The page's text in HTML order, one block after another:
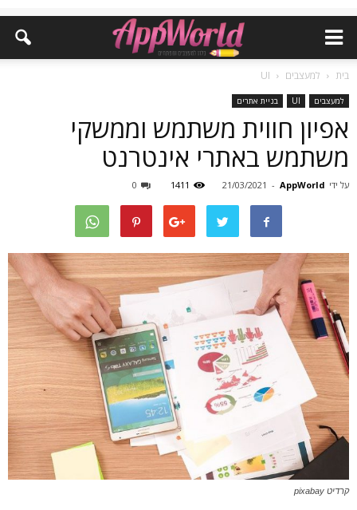
בית למעצבים UI
למעצבים UI בניית אתרים
אפיון חווית משתמש וממשקי
משתמש באתרי אינטרנט
על ידי AppWorld
-
21/03/2021
1411
0
קרדיט pixabay